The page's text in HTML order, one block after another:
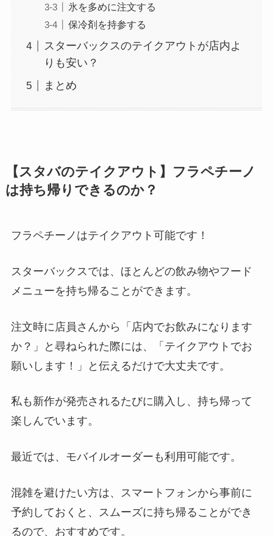
氷を多めに注文する
保冷剤を持参する
スターバックスのテイクアウトが店内よ
りも安い？
まとめ
【スタバのテイクアウト】フラペチーノ
は持ち帰りできるのか？
フラペチーノはテイクアウト可能です！
スターバックスでは、ほとんどの飲み物やフード
メニューを持ち帰ることができます。
注文時に店員さんから「店内でお飲みになります
か？」と尋ねられた際には、「テイクアウトでお
願いします！」と伝えるだけで大丈夫です。
私も新作が発売されるたびに購入し、持ち帰って
楽しんでいます。
最近では、モバイルオーダーも利用可能です。
混雑を避けたい方は、スマートフォンから事前に
予約しておくと、スムーズに持ち帰ることができ
るので、おすすめです。